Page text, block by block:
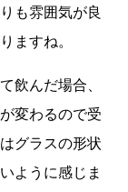
も雰囲気が良
ますね。
飲んだ場合、
変わるので受
グラスの形状
ように感じま